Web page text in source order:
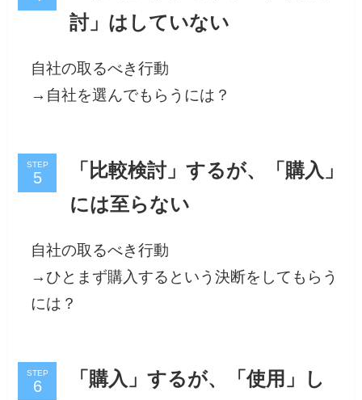
討」はしていない
自社の取るべき行動
→自社を選んでもらうには？
STEP
「比較検討」するが、「購入」
には至らない
自社の取るべき行動
→ひとまず購入するという決断をしてもらう
には？
STEP
「購入」するが、「使用」し